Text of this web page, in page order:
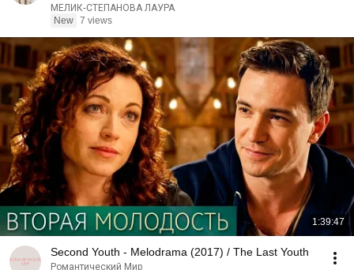
МЕЛИК-СТЕПАНОВА ЛАУРА
New 7 views
1:39:47
Second Youth - Melodrama (2017) / The Last Youth
Романтический Мир